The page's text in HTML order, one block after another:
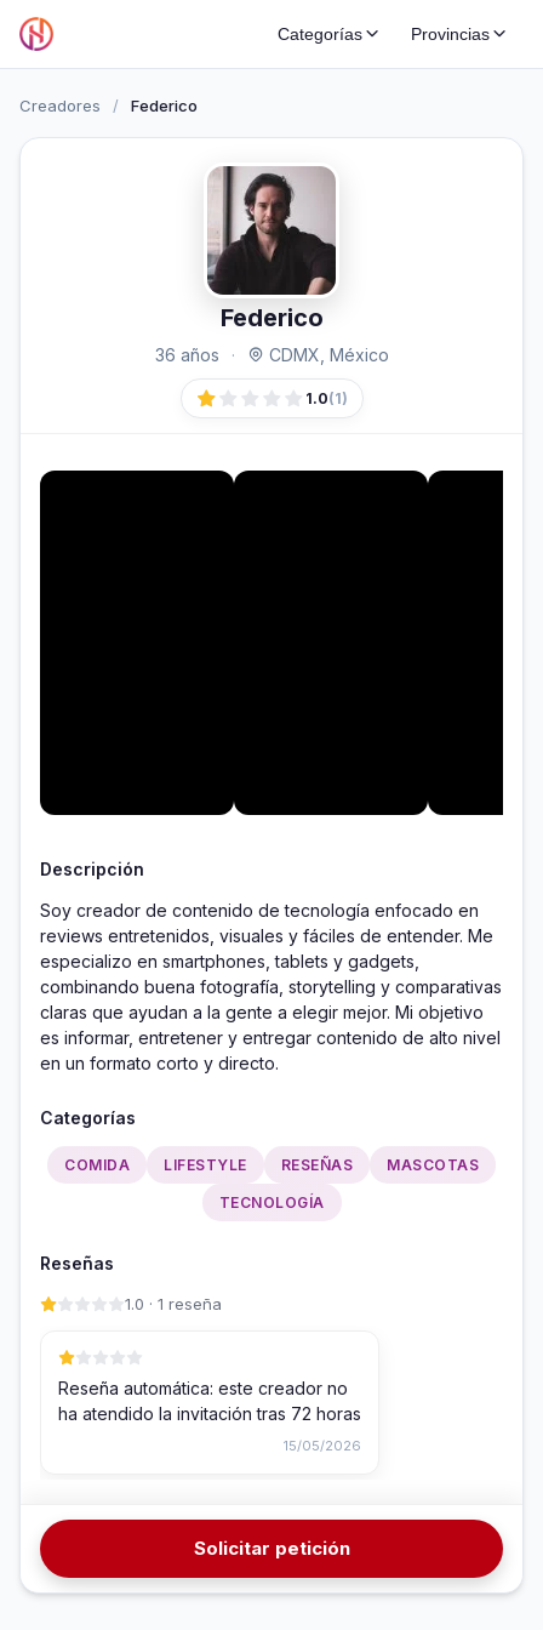
Categorías Provincias
Creadores / Federico
Federico
36 años · CDMX, México
1.0(1)
Descripción
Soy creador de contenido de tecnología enfocado en
reviews entretenidos, visuales y fáciles de entender. Me
especializo en smartphones, tablets y gadgets,
combinando buena fotografía, storytelling y comparativas
claras que ayudan a la gente a elegir mejor. Mi objetivo
es informar, entretener y entregar contenido de alto nivel
en un formato corto y directo.
Categorías
COMIDA LIFESTYLE RESEÑAS MASCOTAS
TECNOLOGÍA
Reseñas
1.0 · 1 reseña
Reseña automática: este creador no
ha atendido la invitación tras 72 horas
15/05/2026
Solicitar petición